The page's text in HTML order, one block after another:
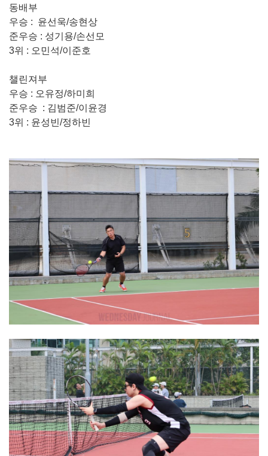
동배부
우승 : 윤선욱/송현상
준우승 : 성기용/손선모
3위 : 오민석/이준호
챌린져부
우승 : 오유정/하미희
준우승 : 김범준/이윤경
3위 : 윤성빈/정하빈